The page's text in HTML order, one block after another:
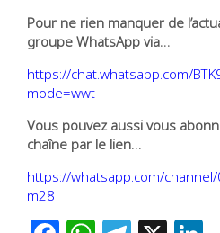
Pour ne rien manquer de
groupe WhatsApp via…
https://chat.whatsapp.com/
mode=wwt
Vous pouvez aussi vous
chaîne par le lien…
https://whatsapp.com/
m28